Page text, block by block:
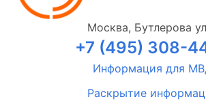
Москва, Бутлерова
+7 (495) 308-
Информация для
Раскрытие